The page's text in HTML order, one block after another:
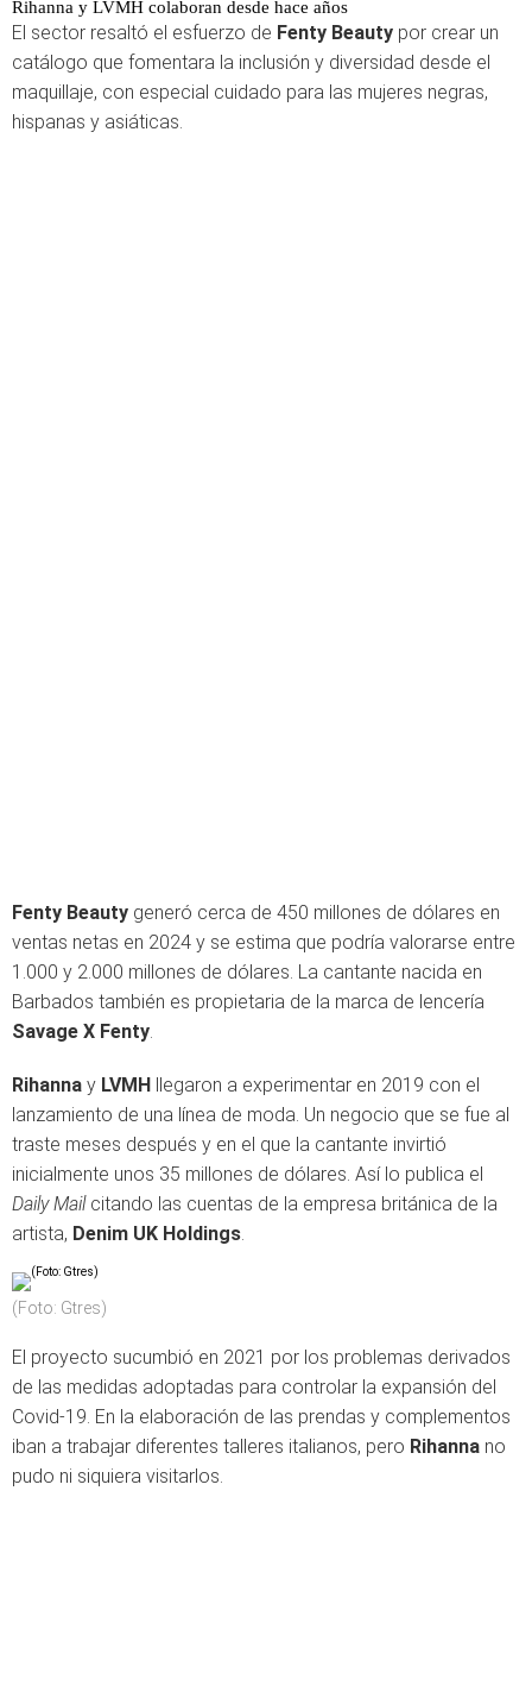
Rihanna y LVMH colaboran desde hace años
El sector resaltó el esfuerzo de Fenty Beauty por crear un
catálogo que fomentara la inclusión y diversidad desde el
maquillaje, con especial cuidado para las mujeres negras,
hispanas y asiáticas.
Fenty Beauty generó cerca de 450 millones de dólares en
ventas netas en 2024 y se estima que podría valorarse entre
1.000 y 2.000 millones de dólares. La cantante nacida en
Barbados también es propietaria de la marca de lencería
Savage X Fenty.
Rihanna y LVMH llegaron a experimentar en 2019 con el
lanzamiento de una línea de moda. Un negocio que se fue al
traste meses después y en el que la cantante invirtió
inicialmente unos 35 millones de dólares. Así lo publica el
Daily Mailcitando las cuentas de la empresa británica de la
artista, Denim UK Holdings.
(Foto: Gtres)
El proyecto sucumbió en 2021 por los problemas derivados
de las medidas adoptadas para controlar la expansión del
Covid-19. En la elaboración de las prendas y complementos
iban a trabajar diferentes talleres italianos, pero Rihanna no
pudo ni siquiera visitarlos.